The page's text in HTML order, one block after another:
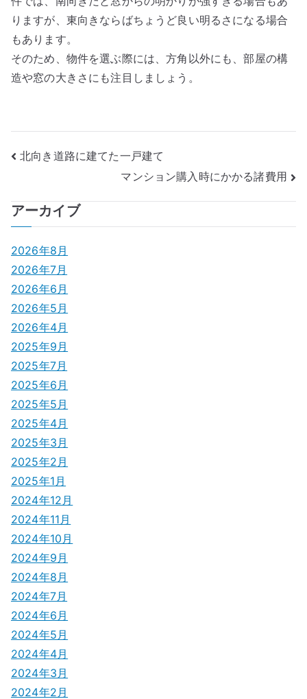
りますが、東向きならばちょうど良い明るさになる場合
もあります。
そのため、物件を選ぶ際には、方角以外にも、部屋の構
造や窓の大きさにも注目しましょう。
投
ナ
ビ
ゲ
ー
シ
ョ
ン
北向き道路に建てた一戸建て
マンション購入時にかかる諸費用
アーカイブ
2026年8月
2026年7月
2026年6月
2026年5月
2026年4月
2025年9月
2025年7月
2025年6月
2025年5月
2025年4月
2025年3月
2025年2月
2025年1月
2024年12月
2024年11月
2024年10月
2024年9月
2024年8月
2024年7月
2024年6月
2024年5月
2024年4月
2024年3月
2024年2月